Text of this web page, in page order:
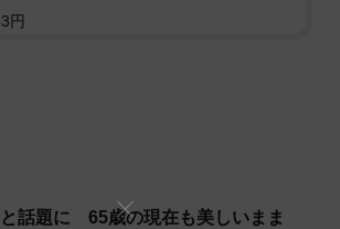
めざす（笑 これだけの覚悟があれ
初代アシスタントとしてデビュー。
い女性有名人」にも選ばれる。2003
円
話題に 65歳の現在も美しいまま